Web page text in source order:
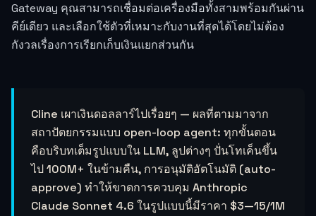
Gateway คุณสามารถเชื่อมต่อเครื่องมือทั้งสามพร้อมกันผ่าน
คีย์เดียว และเลือกใช้ตัวที่เหมาะกับงานที่สุดได้โดยไม่ต้อง
กังวลเรื่องการเรียกเก็บเงินแยกส่วนกัน
Cline เผาเงินดอลลาร์ไปเรื่อยๆ — ผลที่ตามมาจาก
สถาปัตยกรรมแบบ open-loop agent: ทุกขั้นตอน
คือบริบทเต็มรูปแบบใน LLM, ลูปต่างๆ ปั่นโทเค็นขึ้น
ไป 100M+ ในข้ามคืน, การอนุมัติอัตโนมัติ (auto-
approve) ทำให้ขาดการควบคุม Anthropic
Claude Sonnet 4.6 ในรูปแบบนี้มีราคา $3—15/1M